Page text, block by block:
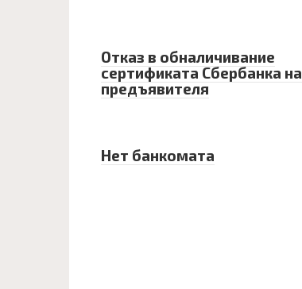
Отказ в обналичивание
сертификата Сбербанка на
предъявителя
Нет банкомата